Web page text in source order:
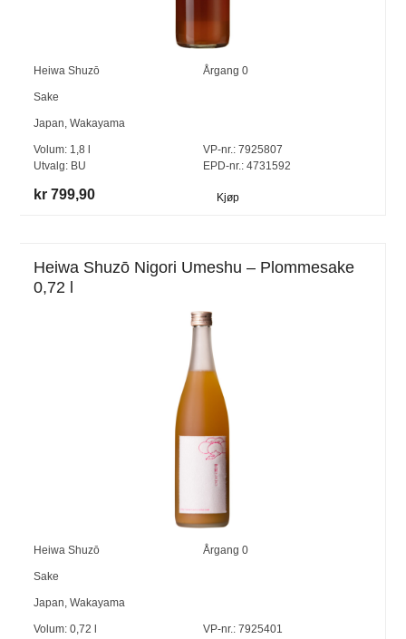
Heiwa Shuzō Årgang 0
Sake
Japan,Wakayama
Volum: 1,8
Utvalg: BU
VP-nr.:7925807
EPD-nr.: 4731592
kr 799,90 Kjøp
Heiwa Shuzō Nigori Umeshu – Plommesake
0,72 l
Heiwa Shuzō Årgang 0
Sake
Japan,Wakayama
Volum:0,72 VP-nr.:7925401